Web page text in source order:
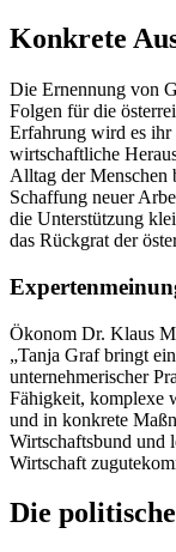
Konkrete
Die Ernennung von
Folgen für die
Erfahrung wird es ihr
wirtschaftliche
Alltag der Menschen
Schaffung neuer
die Unterstützung
das Rückgrat der
Ökonom Dr. Klaus
„Tanja Graf bringt
unternehmerischer
Fähigkeit, komplexe
und in konkrete
Wirtschaftsbund und
Wirtschaft
Die